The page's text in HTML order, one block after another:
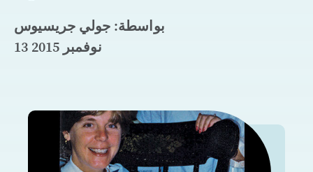
بواسطة: جولي جريسيوس
13 نوفمبر 2015